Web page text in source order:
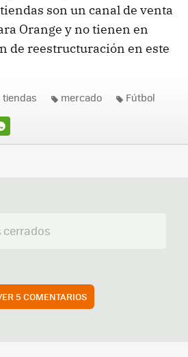
son un canal de venta
Orange y no tienen en
de reestructuración en este
tiendas mercado Fútbol
cerrados
5 COMENTARIOS